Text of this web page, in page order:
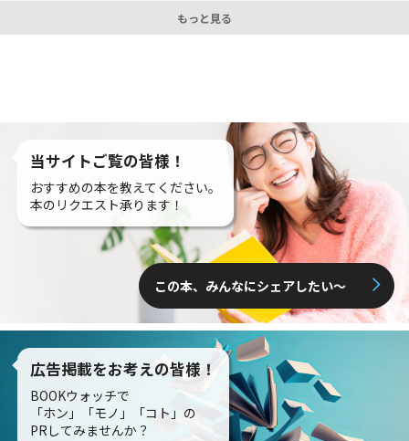
もっと見る
当サイトご覧の皆様！
おすすめの本を教えてください。
本のリクエスト承ります！
この本、みんなにシェアしたい〜
広告掲載をお考えの皆様！
BOOKウォッチで
「ホン」「モノ」「コト」の
PRしてみませんか？